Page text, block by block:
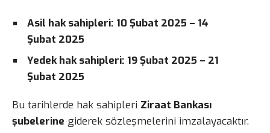
Asil hak sahipleri: 10 Şubat 2025 – 14
Şubat 2025
Yedek hak sahipleri: 19 Şubat 2025 – 21
Şubat 2025
Bu tarihlerde hak sahipleri Ziraat Bankası
şubelerine giderek sözleşmelerini imzalayacaktır.